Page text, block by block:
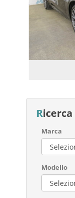
Ricerca
Marca
Modello